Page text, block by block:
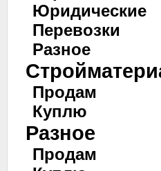
Юридические
Перевозки
Разное
Продам
Куплю
Разное
Продам